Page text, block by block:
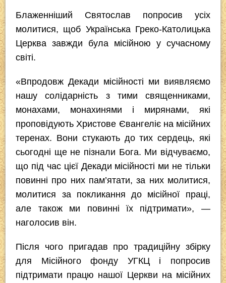
Блаженніший Святослав попросив усіх
молитися, щоб Українська Греко-Католицька
Церква завжди була місійною у сучасному
світі.
«Впродовж Декади місійності ми виявляємо
нашу солідарність з тими священниками,
монахами, монахинями і мирянами, які
проповідують Христове Євангеліє на місійних
теренах. Вони стукають до тих сердець, які
сьогодні ще не пізнали Бога. Ми відчуваємо,
що під час цієї Декади місійності ми не тільки
повинні про них пам’ятати, за них молитися,
молитися за покликання до місійної праці,
але також ми повинні їх підтримати», —
наголосив він.
Після чого пригадав про традиційну збірку
для Місійного фонду УГКЦ і попросив
підтримати працю нашої Церкви на місійних